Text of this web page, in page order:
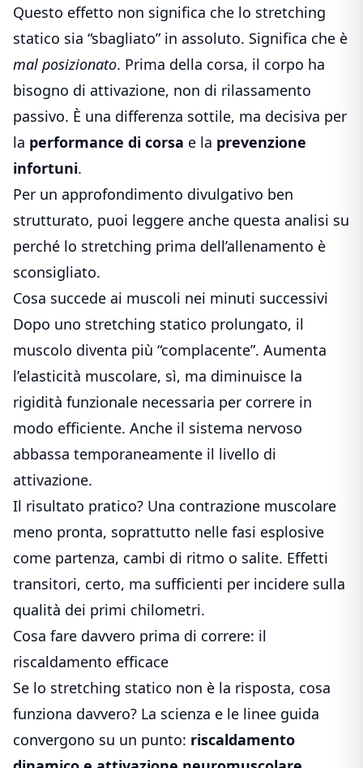
Questo effetto non significa che lo stretching
statico sia “sbagliato” in assoluto. Significa che è
mal posizionato. Prima della corsa, il corpo ha
bisogno di attivazione, non di rilassamento
passivo. È una differenza sottile, ma decisiva per
la performance di corsa e la prevenzione
infortuni.
Per un approfondimento divulgativo ben
strutturato, puoi leggere anche questa analisi su
perché lo stretching prima dell’allenamento è
sconsigliato.
Cosa succede ai muscoli nei minuti successivi
Dopo uno stretching statico prolungato, il
muscolo diventa più “complacente”. Aumenta
l’elasticità muscolare, sì, ma diminuisce la
rigidità funzionale necessaria per correre in
modo efficiente. Anche il sistema nervoso
abbassa temporaneamente il livello di
attivazione.
Il risultato pratico? Una contrazione muscolare
meno pronta, soprattutto nelle fasi esplosive
come partenza, cambi di ritmo o salite. Effetti
transitori, certo, ma sufficienti per incidere sulla
qualità dei primi chilometri.
Cosa fare davvero prima di correre: il
riscaldamento efficace
Se lo stretching statico non è la risposta, cosa
funziona davvero? La scienza e le linee guida
convergono su un punto: riscaldamento